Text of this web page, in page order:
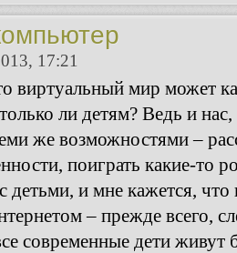
17:21
виртуальный мир может
ли детям? Ведь и
же возможностями –
поиграть какие-то
детьми, и мне кажется, что
– прежде всего,
современные дети